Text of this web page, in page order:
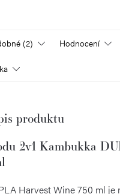
(2) Hodnocení
produktu
2v1 Kambukka
Harvest Wine 750 ml je